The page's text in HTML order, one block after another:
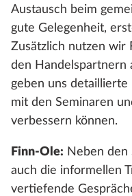
Austausch beim
gute Gelegenheit,
Zusätzlich nutzen wir
den Handelspartnern
geben uns
mit den Seminaren
verbessern können.
Finn-Ole: Neben den
auch die informellen
vertiefende